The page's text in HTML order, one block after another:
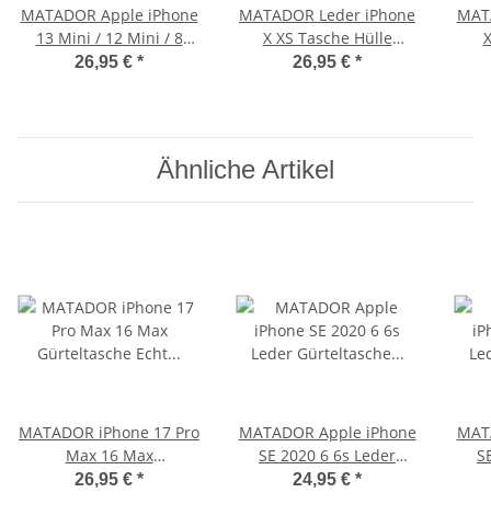
MATADOR Apple iPhone
13 Mini / 12 Mini / 8
Gürteltasche Schwarz
26,95 € *
MATADOR Leder iPhone
X XS Tasche Hülle
Gürteltasche Vintage
26,95 € *
Ähnliche Artikel
MATADOR iPhone 17 Pro
Max 16 Max
Gürteltasche Echt Leder
26,95 € *
MATADOR Apple iPhone
SE 2020 6 6s Leder
Gürteltasche Quer
24,95 € *